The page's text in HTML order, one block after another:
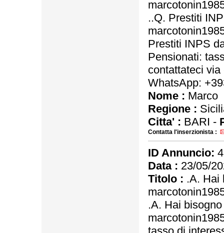
..Q. Prestiti
Prestiti INPS
Pensionati:
contattateci
WhatsApp:
Nome : Marco
Regione :
Citta' : BARI -
Contatta l'inserzionista :
ID Annuncio:
Data : 23/05/
Titolo : .A. Hai
.A. Hai